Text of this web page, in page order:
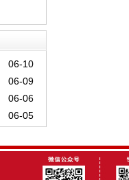
06-10
06-09
06-06
06-05